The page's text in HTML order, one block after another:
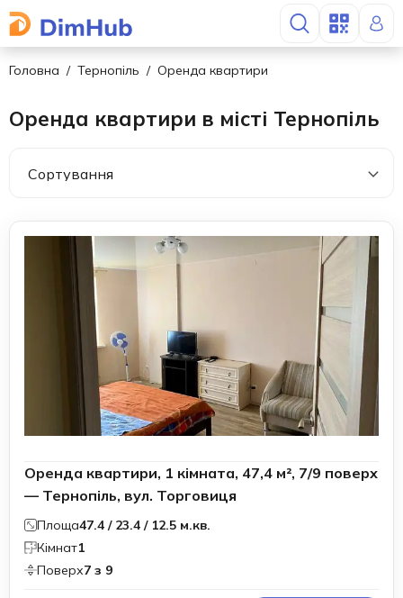
Головна Тернопіль Оренда квартири
Оренда квартири в місті Тернопіль
Оренда квартири, 1 кімната, 47,4 м², 7/9 поверх
— Тернопіль, вул. Торговиця
Площа47.4 / 23.4 / 12.5 м.кв.
Кімнат1
Поверх7 з 9